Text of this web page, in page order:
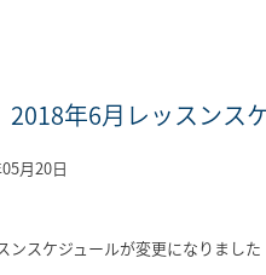
2018年6月レッスンス
月20日
ンスケジュールが変更になりました